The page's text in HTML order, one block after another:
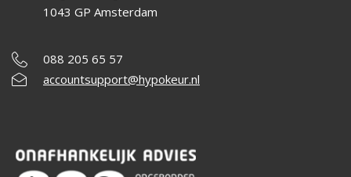
1043 GP Amsterdam
088 205 65 57
accountsupport@hypokeur.nl